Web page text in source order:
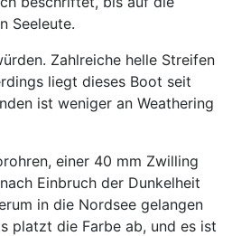
Seeleute.
Zahlreiche helle Streifen
liegt dieses Boot seit
ist weniger an Weathering
einer 40 mm Zwilling
Einbruch der Dunkelheit
in die Nordsee gelangen
platzt die Farbe ab, und es ist